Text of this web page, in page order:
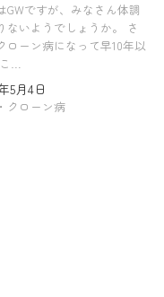
GWですが、みなさん体調
ないようでしょうか。 さ
ローン病になって早10年以
…
5月4日
クローン病